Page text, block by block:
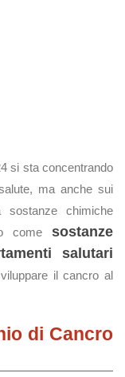
si sta concentrando
ma anche sui
sostanze chimiche
come sostanze
salutari
il cancro al
di Cancro